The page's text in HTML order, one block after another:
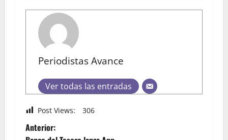
Periodistas Avance
Ver todas las entradas
Post Views: 306
Anterior: